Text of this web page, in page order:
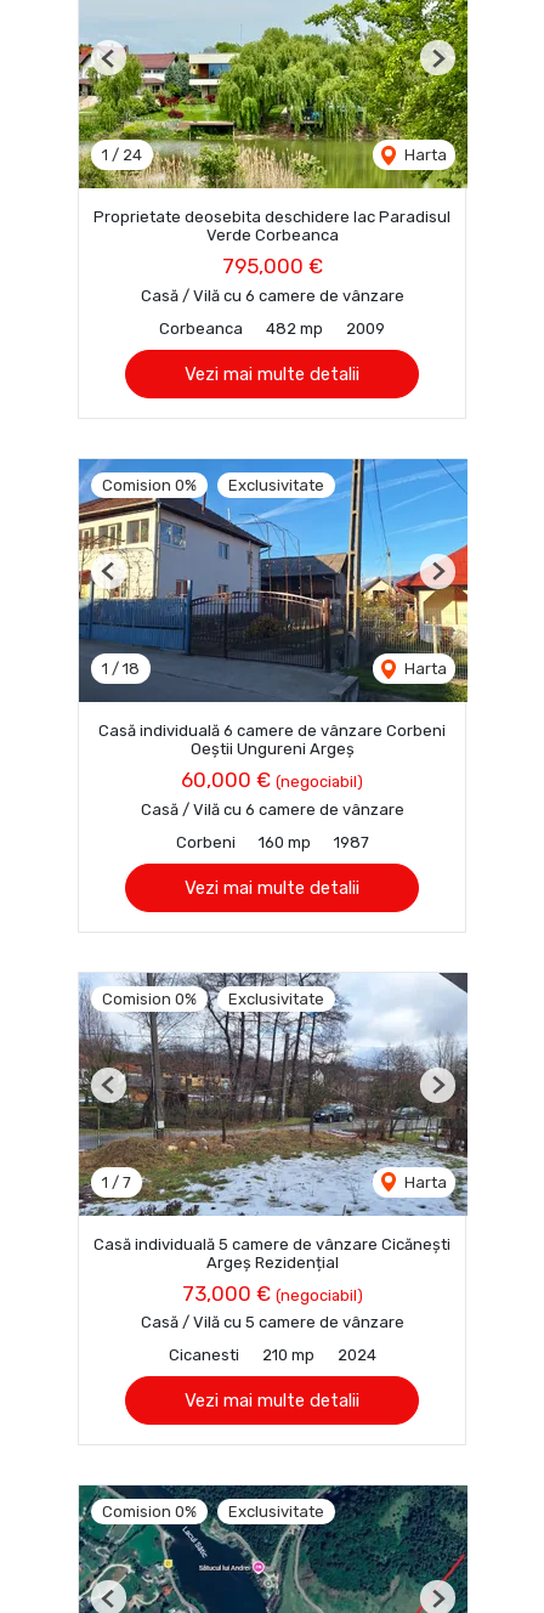
1 / 24 Harta
Previous Next
Proprietate deosebita deschidere lac Paradisul
Verde Corbeanca
795,000 €
Casă / Vilă cu 6 camere de vânzare
Corbeanca
482 mp 2009
Vezi mai multe detalii
Comision 0% Exclusivitate
1 / 18 Harta
Previous Next
Casă individuală 6 camere de vânzare Corbeni
Oeștii Ungureni Argeș
60,000 € (negociabil)
Casă / Vilă cu 6 camere de vânzare
Corbeni
160 mp 1987
Vezi mai multe detalii
Comision 0% Exclusivitate
1 / 7 Harta
Previous Next
Casă individuală 5 camere de vânzare Cicănești
Argeș Rezidențial
73,000 € (negociabil)
Casă / Vilă cu 5 camere de vânzare
Cicanesti
210 mp 2024
Vezi mai multe detalii
Comision 0% Exclusivitate
Previous Next